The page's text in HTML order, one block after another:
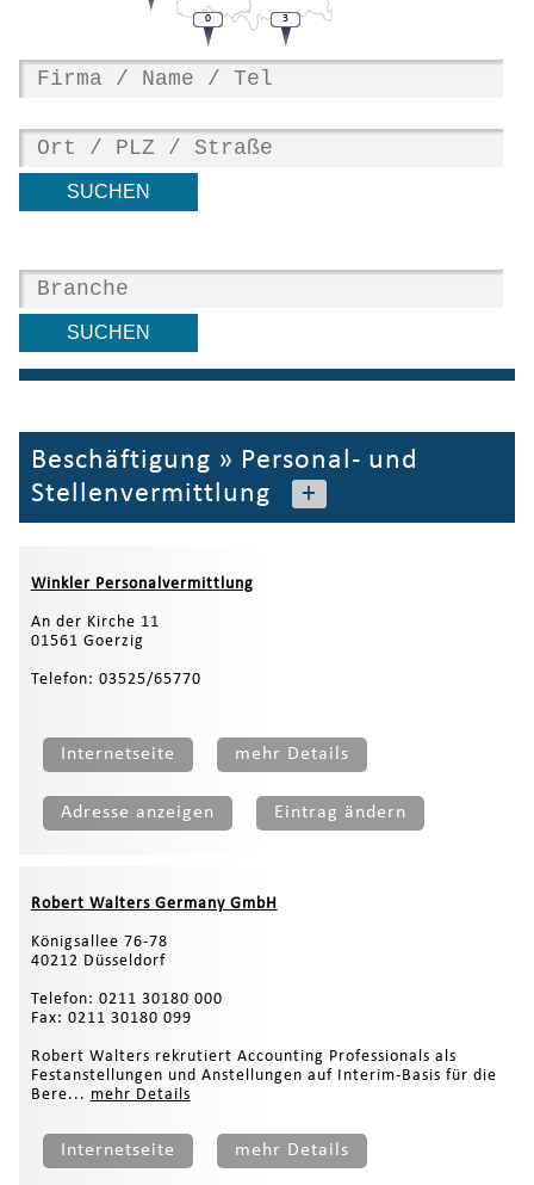
0 3
Beschäftigung » Personal- und
Stellenvermittlung
+
Winkler Personalvermittlung
An der Kirche 11
01561 Goerzig
Telefon: 03525/65770
Internetseite mehr Details
Adresse anzeigen Eintrag ändern
Robert Walters Germany GmbH
Königsallee 76-78
40212 Düsseldorf
Telefon: 0211 30180 000
Fax: 0211 30180 099
Robert Walters rekrutiert Accounting Professionals als
Festanstellungen und Anstellungen auf Interim-Basis für die
Bere... mehr Details
Internetseite mehr Details